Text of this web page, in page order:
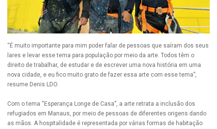
“É muito importante para mim poder falar de pessoas que saíram dos seus
lares e levar esse tema para população por meio da arte. Todos têm o
direito de trabalhar, de estudar e de escrever uma nova história em uma
nova cidade, e eu fico muito grato de fazer essa arte com esse tema”,
resume Denis LDO.
Com o tema “Esperança Longe de Casa”, a arte retrata a inclusão dos
refugiados em Manaus, por meio de pessoas de diferentes origens dando
as mãos. A hospitalidade é representada por várias formas de habitação